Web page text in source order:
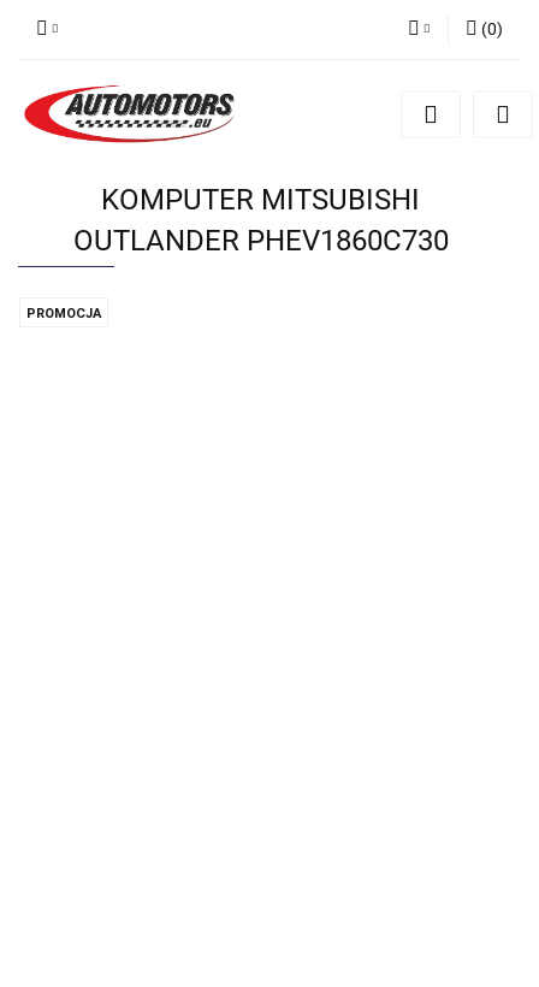
Zarejestruj się
(0)
KOMPUTER MITSUBISHI
OUTLANDER PHEV1860C730
PROMOCJA